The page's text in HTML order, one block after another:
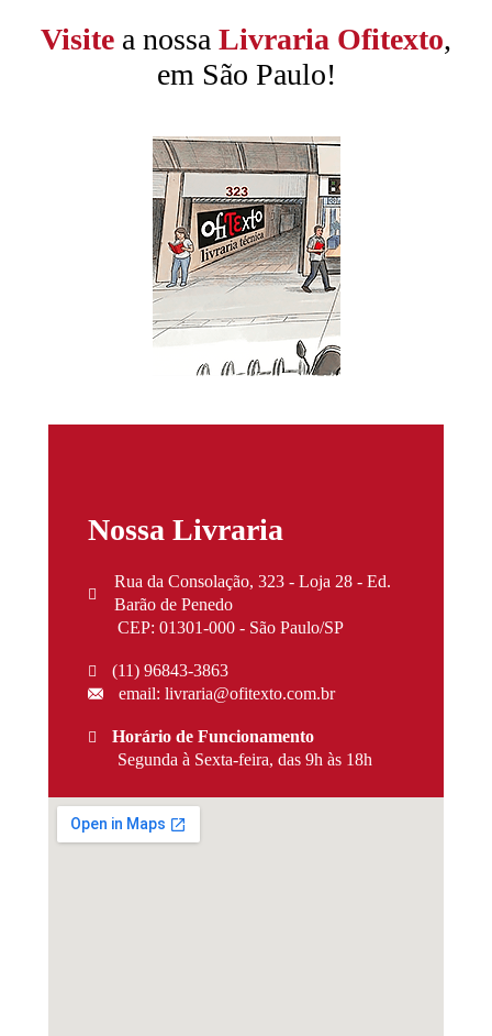
Visite a nossa Livraria Ofitexto,
em São Paulo!
Nossa Livraria
Rua da Consolação, 323 - Loja 28 - Ed.
Barão de Penedo
CEP: 01301-000 - São Paulo/SP
(11) 96843-3863
email: livraria@ofitexto.com.br
Horário de Funcionamento
Segunda à Sexta-feira, das 9h às 18h